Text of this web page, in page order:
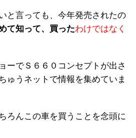
と言っても、今年発売されたの
て知って、買ったわけではなく
ーでＳ６６０コンセプトが出さ
ゅうネットで情報を集めていま
ろんこの車を買うことを念頭に